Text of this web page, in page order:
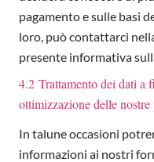
pagamento e sulle basi
loro, può contattarci
presente informativa
4.2 Trattamento dei dati a
ottimizzazione delle
In talune occasioni
informazioni ai nostri